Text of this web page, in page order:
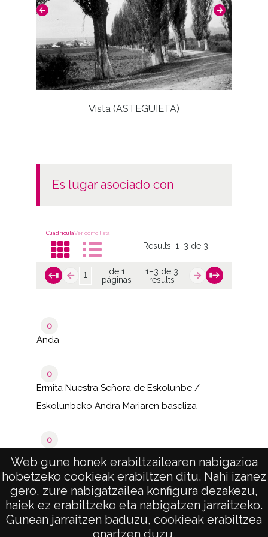
Web gune honek erabiltzailearen nabigazioa
hobetzeko cookieak erabiltzen ditu. Nahi izanez
gero, zure nabigatzailea konfigura dezakezu,
haiek ez erabiltzeko eta nabigatzen jarraitzeko.
Gunean jarraitzen baduzu, cookieak erabiltzea
onartzen duzu.
Katadiano / Catadiano / Katadio
Notas
Nº de identificación: 1172 Positivo original:
Vista (ASTEGUIETA)
es lugar asociado con
CuadrículaVer como lista
Results:1–3 de 3
de 1
páginas
1–3 de 3
results
0
Anda
0
Ermita Nuestra Señora de Eskolunbe /
Eskolunbeko Andra Mariaren baseliza
0
de 1
páginas
1–3 de 3
results